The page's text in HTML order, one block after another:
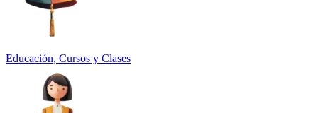
Educación, Cursos y Clases